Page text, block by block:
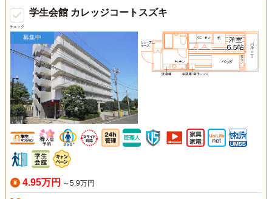
チェック
学生会館 カレッジコートスズキ
募集中
4.95万円 ～5.9万円